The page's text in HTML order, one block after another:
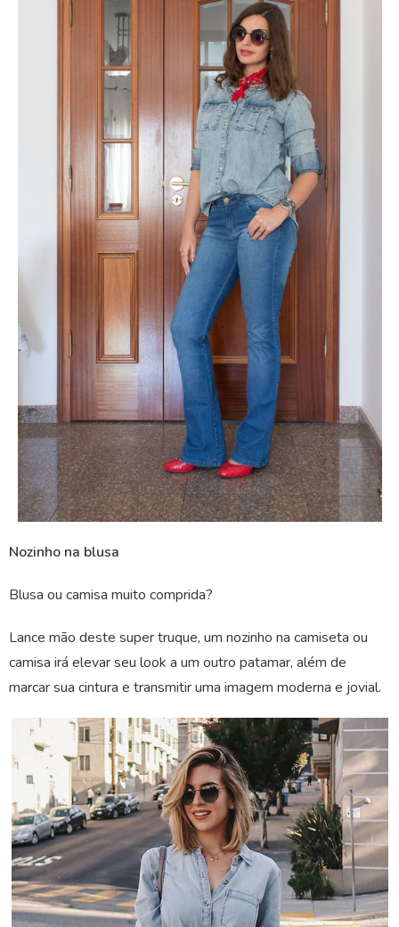
Nozinho na blusa
Blusa ou camisa muito comprida?
Lance mão deste super truque, um nozinho na camiseta ou
camisa irá elevar seu look a um outro patamar, além de
marcar sua cintura e transmitir uma imagem moderna e jovial.